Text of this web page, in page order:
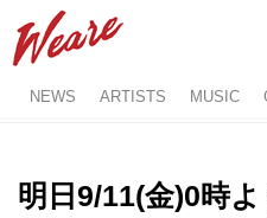
NEWS ARTISTS MUSIC
明日9/11(金)0時